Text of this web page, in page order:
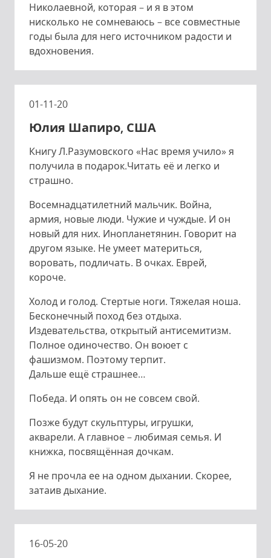
Николаевной, которая – и я в этом
нисколько не сомневаюсь – все совместные
годы была для него источником радости и
вдохновения.
01-11-20
Юлия Шапиро, США
Книгу Л.Разумовского «Нас время учило» я
получила в подарок.Читать её и легко и
страшно.
Восемнадцатилетний мальчик. Война,
армия, новые люди. Чужие и чуждые. И он
новый для них. Инопланетянин. Говорит на
другом языке. Не умеет материться,
воровать, подличать. В очках. Еврей,
короче.
Холод и голод. Стертые ноги. Тяжелая ноша.
Бесконечный поход без отдыха.
Издевательства, открытый антисемитизм.
Полное одиночество. Он воюет с
фашизмом. Поэтому терпит.
Дальше ещё страшнее…
Победа. И опять он не совсем свой.
Позже будут скульптуры, игрушки,
акварели. А главное – любимая семья. И
книжка, посвящённая дочкам.
Я не прочла ее на одном дыхании. Скорее,
затаив дыхание.
16-05-20